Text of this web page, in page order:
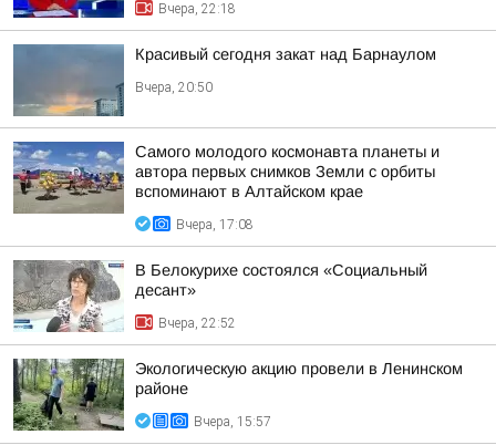
Вчера, 22:18
Красивый сегодня закат над Барнаулом
Вчера, 20:50
Самого молодого космонавта планеты и
автора первых снимков Земли с орбиты
вспоминают в Алтайском крае
Вчера, 17:08
В Белокурихе состоялся «Социальный
десант»
Вчера, 22:52
Экологическую акцию провели в Ленинском
районе
Вчера, 15:57